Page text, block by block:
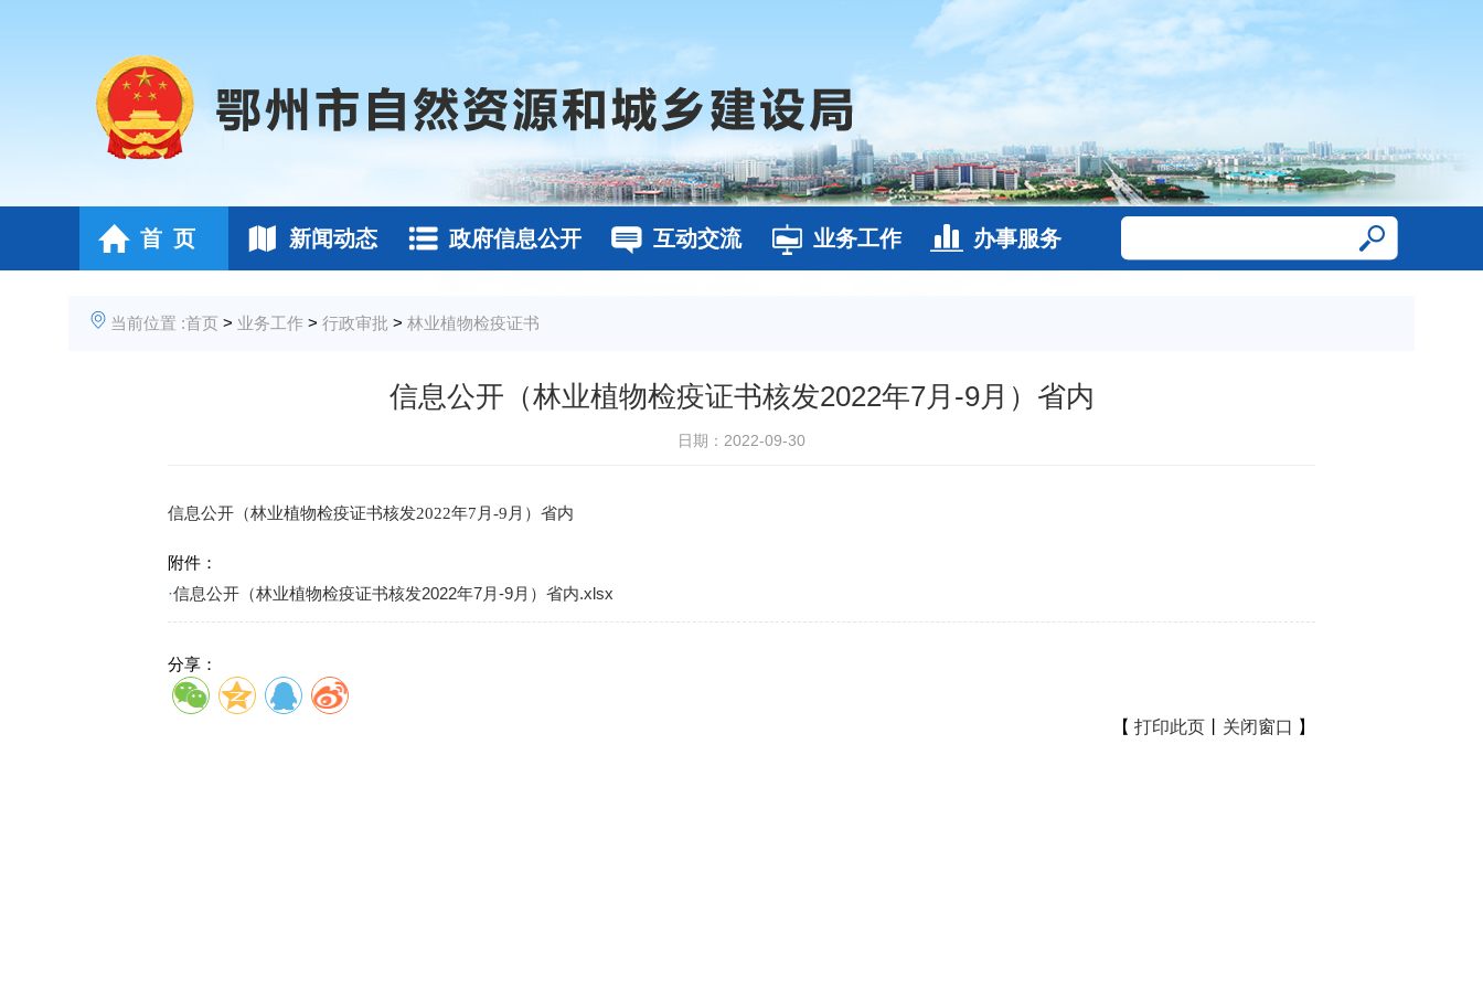
首 页 新闻动态 政府信息公开 互动交流 业务工作 办事服务
当前位置 :首页 > 业务工作 > 行政审批 > 林业植物检疫证书
信息公开（林业植物检疫证书核发2022年7月-9月）省内
日期：2022-09-30
信息公开（林业植物检疫证书核发2022年7月-9月）省内
附件：
·信息公开（林业植物检疫证书核发2022年7月-9月）省内.xlsx
分享：
【 打印此页 关闭窗口 】